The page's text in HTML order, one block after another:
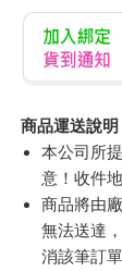
商品運送說明
本公司所
意！收件
商品將由
無法送達
消該筆訂